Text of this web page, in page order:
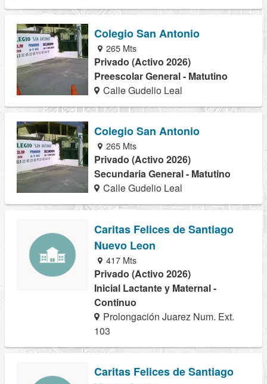
Colegio San Antonio
265 Mts
Privado (Activo 2026)
Preescolar General - Matutino
Calle Gudelio Leal
Colegio San Antonio
265 Mts
Privado (Activo 2026)
Secundaria General - Matutino
Calle Gudelio Leal
Caritas Felices de Santiago
Nuevo Leon
417 Mts
Privado (Activo 2026)
Inicial Lactante y Maternal -
Continuo
Prolongación Juarez Num. Ext.
103
Caritas Felices de Santiago